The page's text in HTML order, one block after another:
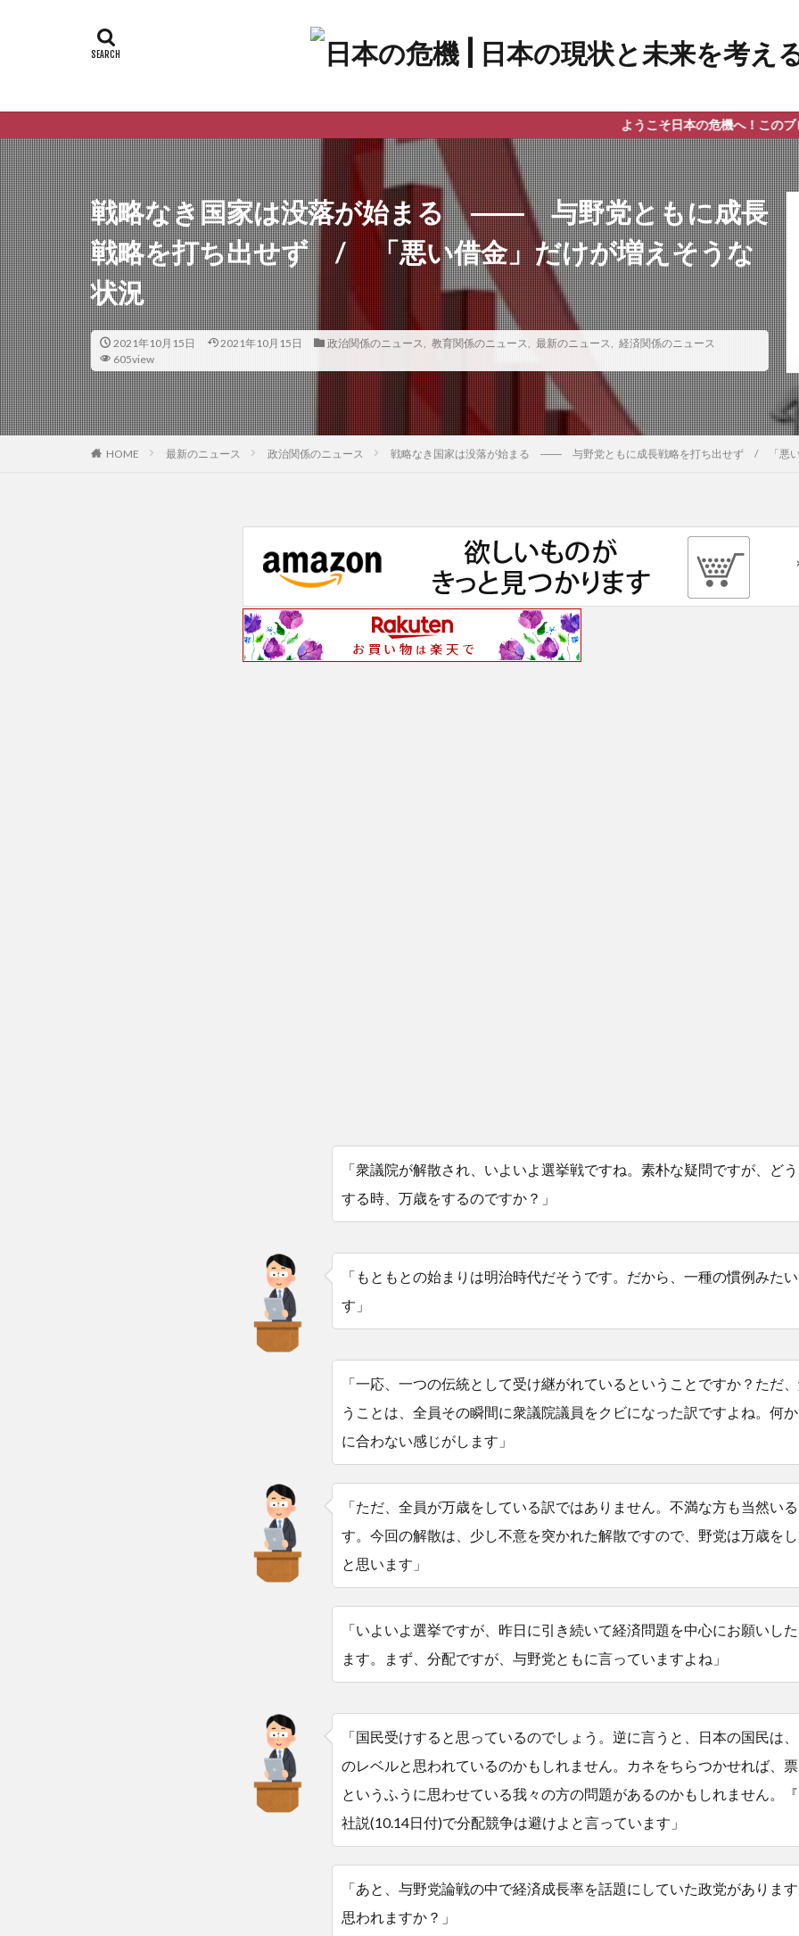
ようこそ日本の危機へ！このブログでは主
戦略なき国家は没落が始まる ―― 与野党ともに成長
戦略を打ち出せず / 「悪い借金」だけが増えそうな
状況
2021年10月15日 2021年10月15日 政治関係のニュース 教育関係のニュース 最新のニュース
経済関係のニュース
605view
HOME 最新のニュース 政治関係のニュース 戦略なき国家は没落が始まる ―― 与野党ともに成長戦略を打ち出せず / 「悪い
「衆議院が解散され、いよいよ選挙戦ですね。素朴な疑問ですが、ど
する時、万歳をするのですか？」
「もともとの始まりは明治時代だそうです。だから、一種の慣例みた
す」
「一応、一つの伝統として受け継がれているということですか？ただ
うことは、全員その瞬間に衆議院議員をクビになった訳ですよね。何
に合わない感じがします」
「ただ、全員が万歳をしている訳ではありません。不満な方も当然い
す。今回の解散は、少し不意を突かれた解散ですので、野党は万歳を
と思います」
「いよいよ選挙ですが、昨日に引き続いて経済問題を中心にお願いし
ます。まず、分配ですが、与野党ともに言っていますよね」
「国民受けすると思っているのでしょう。逆に言うと、日本の国民は
のレベルと思われているのかもしれません。カネをちらつかせれば、
というふうに思わせている我々の方の問題があるのかもしれません。
社説(10.14日付)で分配競争は避けよと言っています」
「あと、与野党論戦の中で経済成長率を話題にしていた政党がありま
思われますか？」